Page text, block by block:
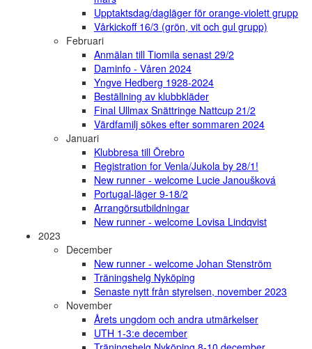
Upptaktsdag/dagläger för orange-violett grupp
Vårkickoff 16/3 (grön, vit och gul grupp)
Februari
Anmälan till Tiomila senast 29/2
Daminfo - Våren 2024
Yngve Hedberg 1928-2024
Beställning av klubbkläder
Final Ullmax Snättringe Nattcup 21/2
Värdfamilj sökes efter sommaren 2024
Januari
Klubbresa till Örebro
Registration for Venla/Jukola by 28/1!
New runner - welcome Lucie Janoušková
Portugal-läger 9-18/2
Arrangörsutbildningar
New runner - welcome Lovisa Lindqvist
2023
December
New runner - welcome Johan Stenström
Träningshelg Nyköping
Senaste nytt från styrelsen, november 2023
November
Årets ungdom och andra utmärkelser
UTH 1-3:e december